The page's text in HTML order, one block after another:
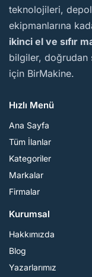
teknolojileri,
ekipmanlarına
ikinci el ve sıfır
bilgiler, doğrudan
için BirMakine.
Hızlı Menü
Ana Sayfa
Tüm İlanlar
Kategoriler
Markalar
Firmalar
Kurumsal
Hakkımızda
Blog
Yazarlarımız